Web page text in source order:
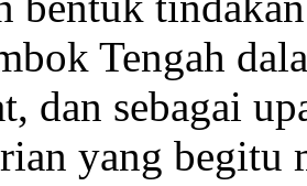
Tengah
dan sebagai
yang begitu